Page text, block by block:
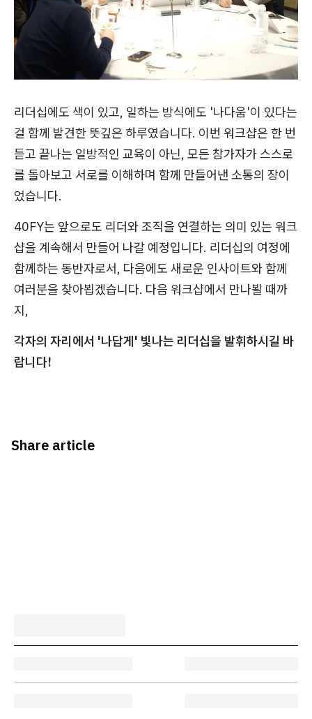
리더십에도 색이 있고, 일하는 방식에도 '나다움'이 있다는
걸 함께 발견한 뜻깊은 하루였습니다. 이번 워크샵은 한 번
듣고 끝나는 일방적인 교육이 아닌, 모든 참가자가 스스로
를 돌아보고 서로를 이해하며 함께 만들어낸 소통의 장이
었습니다.
40FY는 앞으로도 리더와 조직을 연결하는 의미 있는 워크
샵을 계속해서 만들어 나갈 예정입니다. 리더십의 여정에
함께하는 동반자로서, 다음에도 새로운 인사이트와 함께
여러분을 찾아뵙겠습니다. 다음 워크샵에서 만나뵐 때까
지,
각자의 자리에서 '나답게' 빛나는 리더십을 발휘하시길 바
랍니다!
Share article